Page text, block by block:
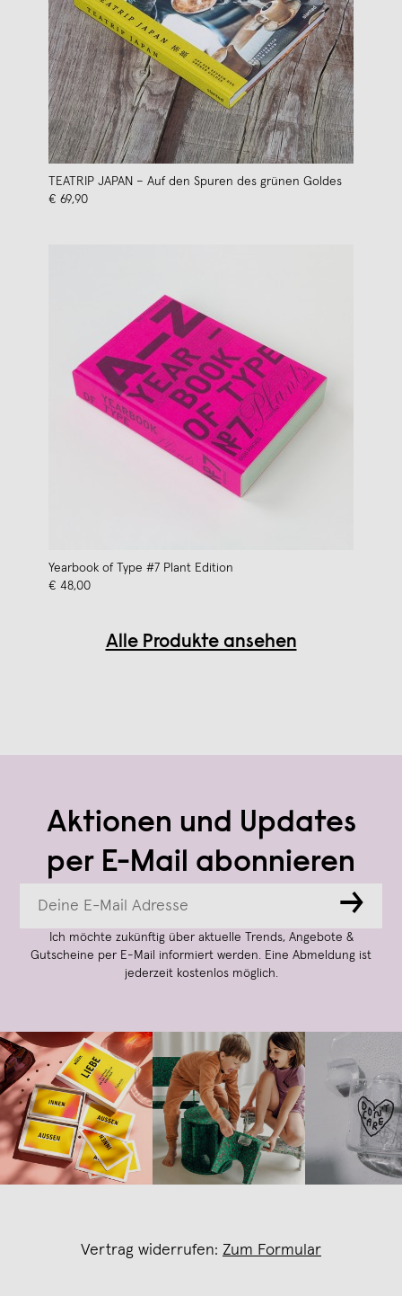
TEATRIP JAPAN – Auf den Spuren des grünen Goldes
€ 69,90
Yearbook of Type #7 Plant Edition
€ 48,00
Alle Produkte ansehen
Aktionen und Updates
per E-Mail abonnieren
→
Ich möchte zukünftig über aktuelle Trends, Angebote &
Gutscheine per E-Mail informiert werden. Eine Abmeldung ist
jederzeit kostenlos möglich.
Vertrag widerrufen: Zum Formular